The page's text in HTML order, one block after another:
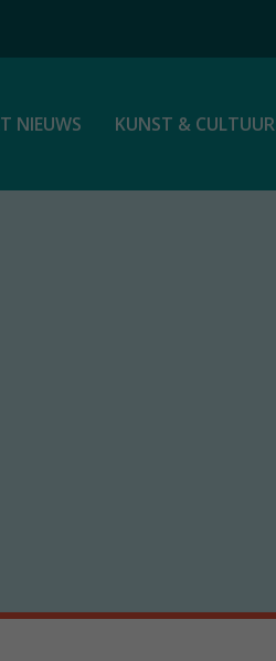
NIEUWS KUNST & CULTUUR